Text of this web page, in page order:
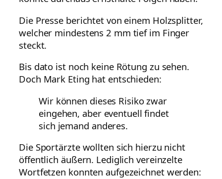
Die Presse berichtet von einem Holzsplitter,
welcher mindestens 2 mm tief im Finger
steckt.
Bis dato ist noch keine Rötung zu sehen.
Doch Mark Eting hat entschieden:
Wir können dieses Risiko zwar
eingehen, aber eventuell findet
sich jemand anderes.
Die Sportärzte wollten sich hierzu nicht
öffentlich äußern. Lediglich vereinzelte
Wortfetzen konnten aufgezeichnet werden: